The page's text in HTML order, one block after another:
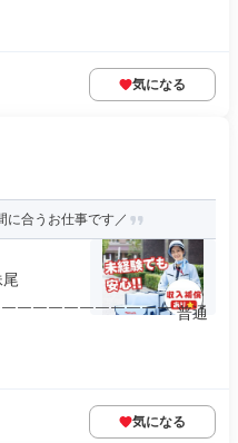
気になる
に合うお仕事です／
￣￣￣￣￣￣￣￣￣￣ 普通
気になる